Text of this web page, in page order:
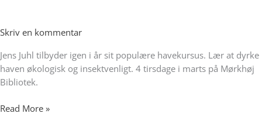
Skriv en kommentar
Jens Juhl tilbyder igen i år sit populære havekursus. Lær at dyrke
haven økologisk og insektvenligt. 4 tirsdage i marts på Mørkhøj
Bibliotek.
Read More »